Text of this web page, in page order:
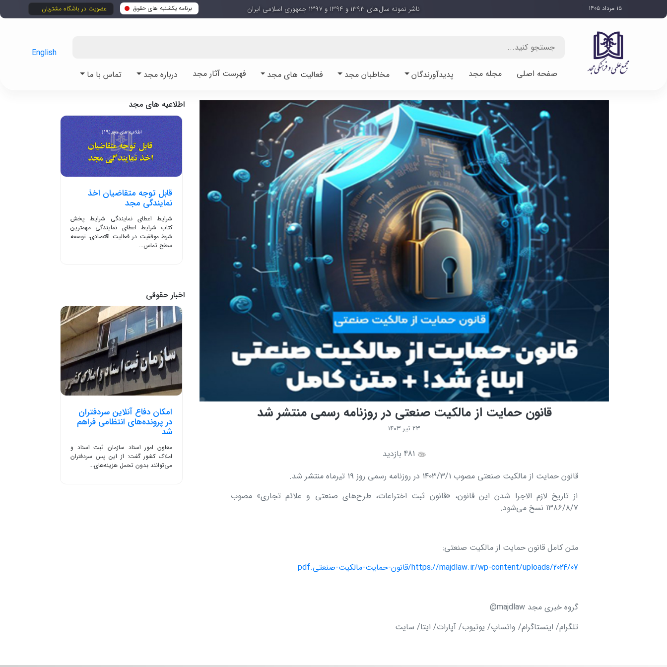
برنامه یکشنبه های حقوق عضویت در باشگاه مشتریان ۱۵ مرداد ۱۴۰۵ ناشر نمونه سال‌های ۱۳۹۳ و ۱۳۹۴ و ۱۳۹۷ جمهوری اسلامی ایران
صفحه اصلی مجله مجد پدیدآورندگان مخاطبان مجد فعالیت های مجد فهرست آثار مجد درباره مجد تماس با ما
English
قانون حمایت از مالکیت صنعتی در روزنامه رسمی منتشر شد
۲۳ تیر ۱۴۰۳
قانون حمایت از مالکیت صنعتی مصوب ۱۴۰۳/۳/۱ در روزنامه رسمی روز ۱۹ تیرماه منتشر شد.
از تاریخ لازم الاجرا شدن این قانون، «قانون ثبت اختراعات، طرح‌های صنعتی و علائم تجاری» مصوب
۱۳۸۶/۸/۷ نسخ می‌شود.
متن کامل قانون حمایت از مالکیت صنعتی:
https://majdlaw.ir/wp-content/uploads/2024/07/قانون-حمایت-مالکیت-صنعتی.pdf
گروه خبری مجدmajdlaw@
تلگرام/ اینستاگرام/ واتساپ/ یوتیوب/ آپارات/ ایتا/ سایت
اطلاعیه های مجد
قابل توجه متقاضیان اخذ
نمایندگی مجد
شرایط اعطای نمایندگی شرایط پخش
کتاب شرایط اعطای نمایندگی مهمترین
شرط موفقیت در فعالیت اقتصادی، توسعه
سطح تماس...
اخبار حقوقی
امکان دفاع آنلاین سردفتران
در پرونده‌های انتظامی فراهم
شد
معاون امور اسناد سازمان ثبت اسناد و
املاک کشور گفت: از این پس سردفتران
می‌توانند بدون تحمل هزینه‌های...